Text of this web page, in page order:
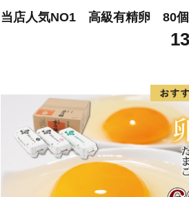
当店人気NO1 高級有精卵 80個